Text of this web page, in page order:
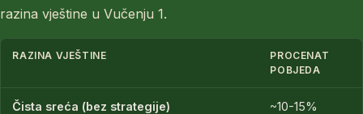
razina vještine u Vučenju 1.
RAZINA VJEŠTINE
PROCENAT
POBJEDA
Čista sreća (bez strategije) ~10-15%